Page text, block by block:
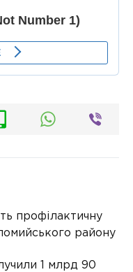
профілактичну
району
1 млрд 90